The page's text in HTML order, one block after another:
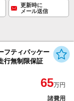
更新時に
メール送信
ティパッケー
行無制限保証
65万円
諸費用